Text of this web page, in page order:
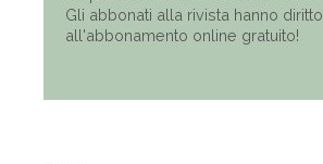
Gli abbonati alla rivista hanno diritto
all'abbonamento online gratuito!